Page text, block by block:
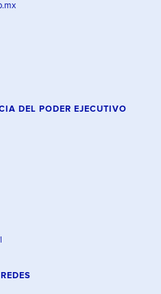
DEL PODER EJECUTIVO